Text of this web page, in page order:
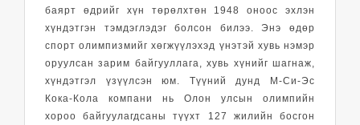
баярт өдрийг хүн төрөлхтөн 1948 оноос эхлэн
хүндэтгэн тэмдэглэдэг болсон билээ. Энэ өдөр
спорт олимпизмийг хөгжүүлэхэд үнэтэй хувь нэмэр
оруулсан зарим байгууллага, хувь хүнийг шагнаж,
хүндэтгэл үзүүлсэн юм. Түүний дунд М-Си-Эс
Кока-Кола компани нь Олон улсын олимпийн
хороо байгуулагдсаны түүхт 127 жилийн босгон